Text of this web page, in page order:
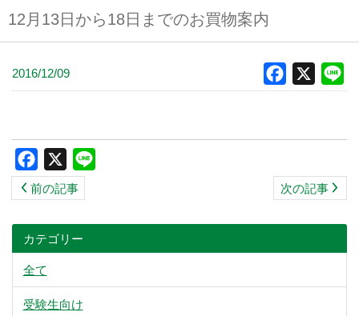
ン
コ
12月13日から18日までのお買物案内
2016/12/09 Facebook
Facebook
前の記事 次の記事
カテゴリー
全て
受験生向け